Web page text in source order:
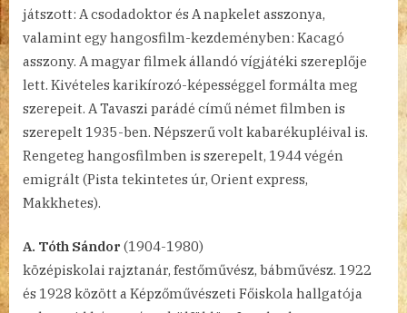
játszott: A csodadoktor és A napkelet asszonya,
valamint egy hangosfilm-kezdeményben: Kacagó
asszony. A magyar filmek állandó vígjátéki szereplője
lett. Kivételes karikírozó-képességgel formálta meg
szerepeit. A Tavaszi parádé című német filmben is
szerepelt 1935-ben. Népszerű volt kabarékupléival is.
Rengeteg hangosfilmben is szerepelt, 1944 végén
emigrált (Pista tekintetes úr, Orient express,
Makkhetes).
A. Tóth Sándor (1904-1980)
középiskolai rajztanár, festőművész, bábművész. 1922
és 1928 között a Képzőművészeti Főiskola hallgatója